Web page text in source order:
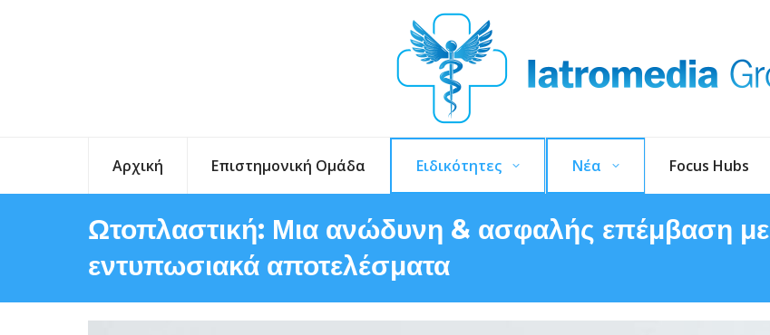
Αρχική Επιστημονική Ομάδα Ειδικότητες Νέα Focus Hubs
Ωτοπλαστική: Μια ανώδυνη & ασφαλής επέμβαση με
εντυπωσιακά αποτελέσματα